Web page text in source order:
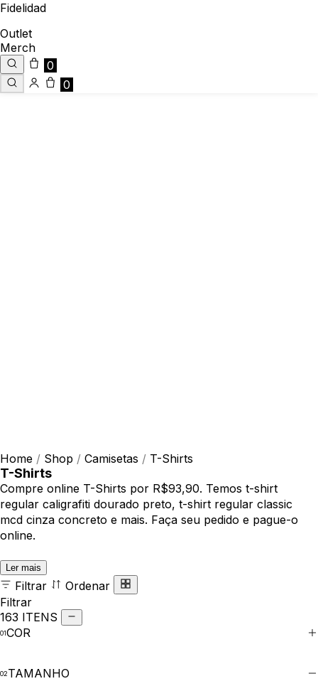
Fidelidad
Outlet
Merch
0
0
Home / Shop / Camisetas / T-Shirts
T-Shirts
Compre online T-Shirts por R$93,90. Temos t-shirt
regular caligrafiti dourado preto, t-shirt regular classic
mcd cinza concreto e mais. Faça seu pedido e pague-o
online.
Ler mais
Filtrar
Ordenar
Filtrar
163 ITENS
COR
TAMANHO